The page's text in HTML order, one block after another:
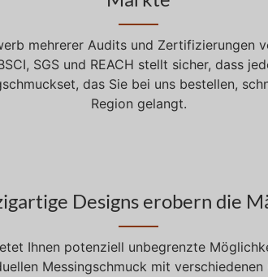
mehrerer Audits und Zertifizierungen
SGS und REACH stellt sicher, dass
das Sie bei uns bestellen,
Region gelangt.
Designs erobern die
Ihnen potenziell unbegrenzte
Messingschmuck mit verschiedenen